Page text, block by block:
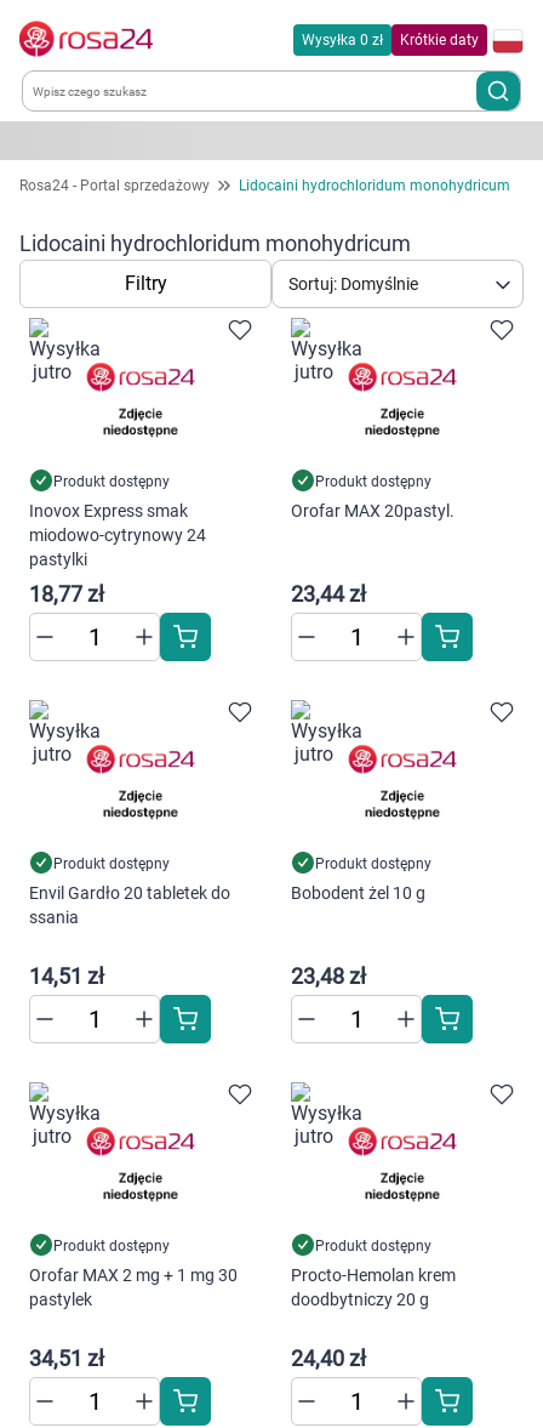
Wysyłka 0 zł Krótkie daty
Kategorie
Chemia gospodarcza
Dla zwierząt
Dom i ogród
Kobieta w ciąży i mama
Dziecko
Higiena
Mężczyzna
Zdrowy styl życia
Zabawki
Sprzęt medyczny
Motoryzacja
Grupy produktowe
Marki
Rosa24 - Portal sprzedażowy Lidocaini hydrochloridum monohydricum
Lidocaini hydrochloridum monohydricum
Filtry Sortuj: Domyślnie
Produkt dostępny
Inovox Express smak
miodowo-cytrynowy 24
pastylki
18,77 zł
Produkt dostępny
Orofar MAX 20pastyl.
23,44 zł
Produkt dostępny
Envil Gardło 20 tabletek do
ssania
14,51 zł
Produkt dostępny
Bobodent żel 10 g
23,48 zł
Produkt dostępny
Orofar MAX 2 mg + 1 mg 30
pastylek
34,51 zł
Produkt dostępny
Procto-Hemolan krem
doodbytniczy 20 g
24,40 zł